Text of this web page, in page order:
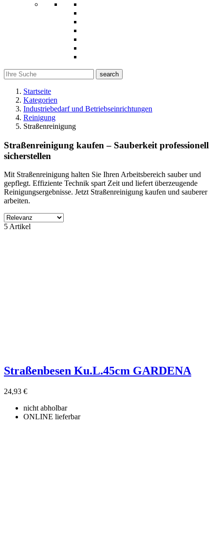
search
Startseite
Kategorien
Industriebedarf und Betriebseinrichtungen
Reinigung
Straßenreinigung
Straßenreinigung kaufen – Sauberkeit professionell
sicherstellen
Mit Straßenreinigung halten Sie Ihren Arbeitsbereich sauber und
gepflegt. Effiziente Technik spart Zeit und liefert überzeugende
Reinigungsergebnisse. Jetzt Straßenreinigung kaufen und sauberer
arbeiten.
Filter
Produkte zeigen5
5 Artikel
Straßenbesen Ku.L.45cm GARDENA
24,93 €
nicht abholbar
ONLINE lieferbar